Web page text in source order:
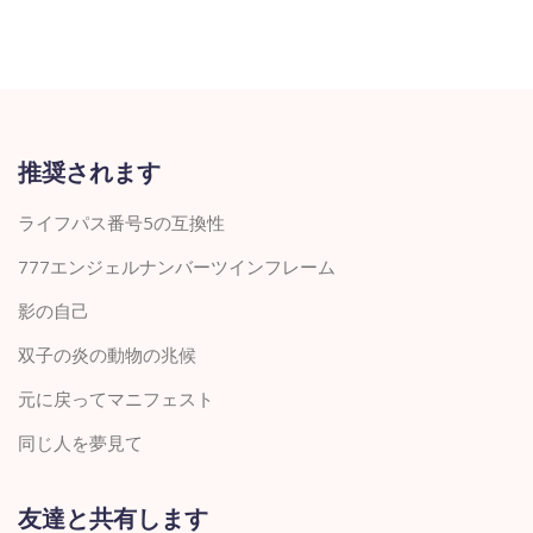
推奨されます
ライフパス番号5の互換性
777エンジェルナンバーツインフレーム
影の自己
双子の炎の動物の兆候
元に戻ってマニフェスト
同じ人を夢見て
友達と共有します